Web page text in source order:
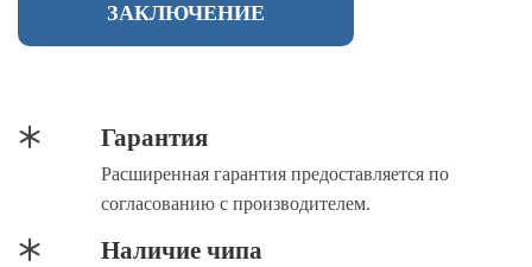
ЗАКЛЮЧЕНИЕ
Гарантия
Расширенная гарантия предоставляется по
согласованию с производителем.
Наличие чипа